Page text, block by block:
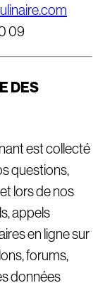
09
DES
est collecté
questions,
lors de nos
appels
en ligne sur
forums,
données